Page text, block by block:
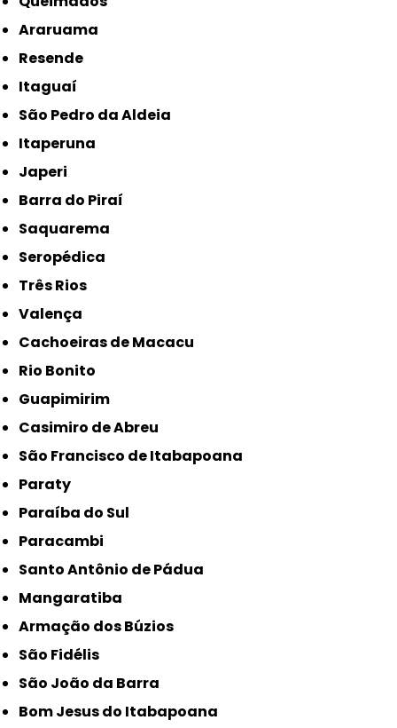
Araruama
Resende
Itaguaí
São Pedro da Aldeia
Itaperuna
Japeri
Barra do Piraí
Saquarema
Seropédica
Três Rios
Valença
Cachoeiras de Macacu
Rio Bonito
Guapimirim
Casimiro de Abreu
São Francisco de Itabapoana
Paraty
Paraíba do Sul
Paracambi
Santo Antônio de Pádua
Mangaratiba
Armação dos Búzios
São Fidélis
São João da Barra
Bom Jesus do Itabapoana